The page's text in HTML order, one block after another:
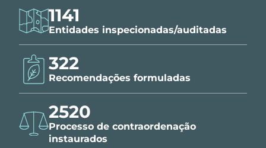
1141
Entidades inspecionadas/auditadas
322
Recomendações formuladas
2520
Processo de contraordenação
instaurados